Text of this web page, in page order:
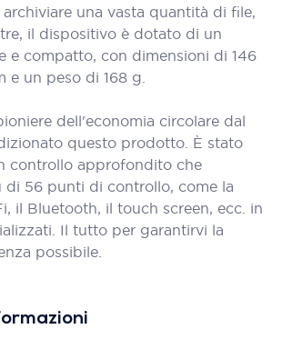
una vasta quantità di file,
il dispositivo è dotato di un
e compatto, con dimensioni di 146
e un peso di 168 g.
dell'economia circolare dal
questo prodotto. È stato
controllo approfondito che
di 56 punti di controllo, come la
il Bluetooth, il touch screen, ecc. in
Il tutto per garantirvi la
possibile.